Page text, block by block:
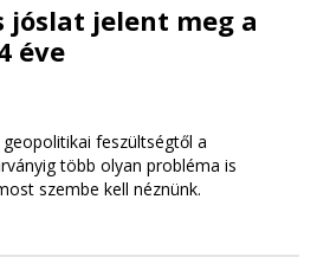
jóslat jelent meg a
éve
feszültségtől a
több olyan probléma is
szembe kell néznünk.